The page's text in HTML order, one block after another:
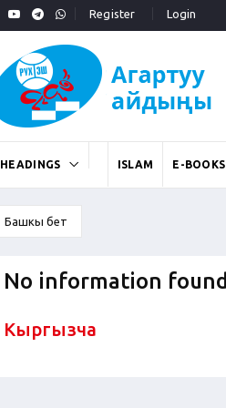
Register Login
HEADINGS ISLAM E-BOOKS
Башкы бет
No information found
Кыргызча